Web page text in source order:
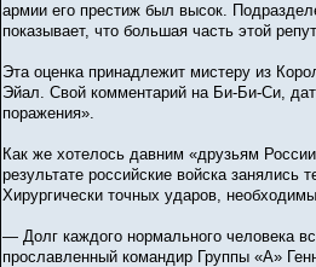
армии его престиж был высок.
показывает, что большая часть этой
Эта оценка принадлежит мистеру из
Эйал. Свой комментарий на Би-Би-Си,
поражения».
Как же хотелось давним «друзьям
результате российские войска
Хирургически точных ударов,
— Долг каждого нормального человека
прославленный командир Группы «А»